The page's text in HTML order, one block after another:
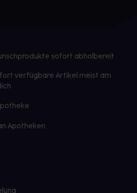
sofort abholbereit
verfügbare Artikel meist am
Apotheken